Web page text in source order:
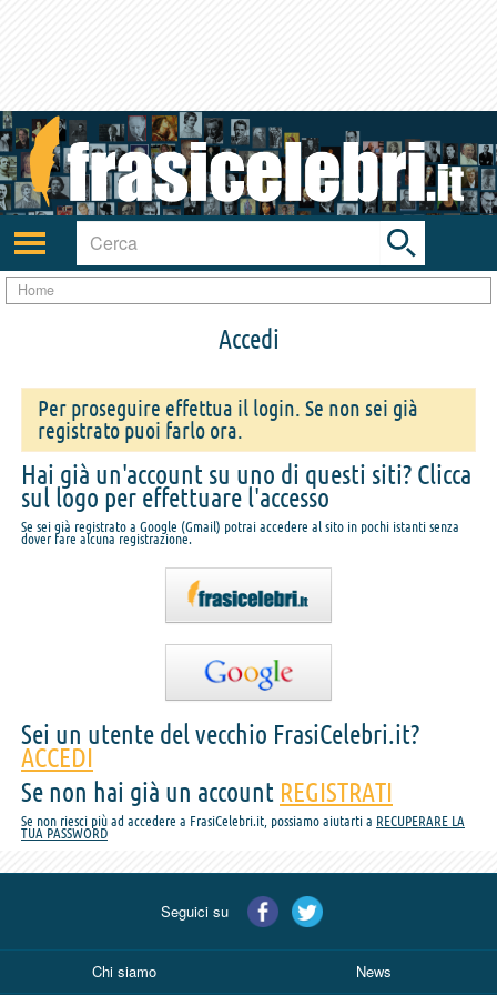
Attiva/disattiva
navigazione
Toggle
search
bar
Home
Accedi
Per proseguire effettua il login. Se non sei già
registrato puoi farlo ora.
Hai già un'account su uno di questi siti? Clicca
sul logo per effettuare l'accesso
Se sei già registrato a Google (Gmail) potrai accedere al sito in pochi istanti senza
dover fare alcuna registrazione.
Sei un utente del vecchio FrasiCelebri.it?
ACCEDI
Se non hai già un account REGISTRATI
Se non riesci più ad accedere a FrasiCelebri.it, possiamo aiutarti a RECUPERARE LA
TUA PASSWORD
Seguici su
Chi siamo News